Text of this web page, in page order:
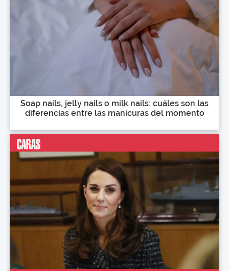
Soap nails, jelly nails o milk nails: cuáles son las
diferencias entre las manicuras del momento